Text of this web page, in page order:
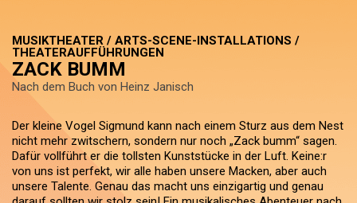
MUSIKTHEATER / ARTS-SCENE-INSTALLATIONS /
THEATERAUFFÜHRUNGEN
ZACK BUMM
Nach dem Buch von Heinz Janisch
Der kleine Vogel Sigmund kann nach einem Sturz aus dem Nest
nicht mehr zwitschern, sondern nur noch „Zack bumm“ sagen.
Dafür vollführt er die tollsten Kunststücke in der Luft. Keine:r
von uns ist perfekt, wir alle haben unsere Macken, aber auch
unsere Talente. Genau das macht uns einzigartig und genau